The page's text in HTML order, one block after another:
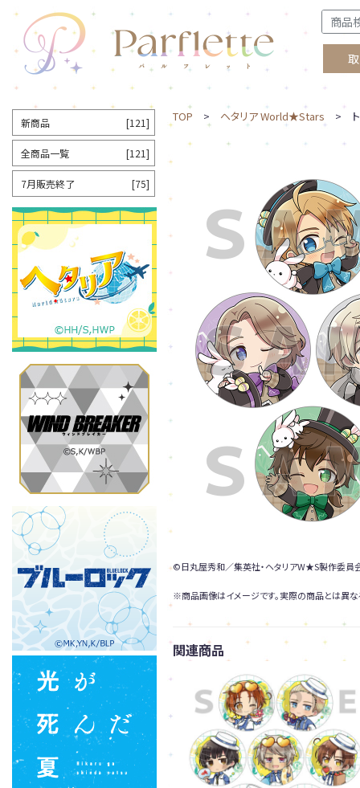
TOP > ヘタリア World★Stars > ト
©日丸屋秀和／集英社・ヘタリアW★S製作委員
※商品画像はイメージです。実際の商品とは異な
関連商品
新商品 [121]
全商品一覧 [121]
7月販売終了 [75]